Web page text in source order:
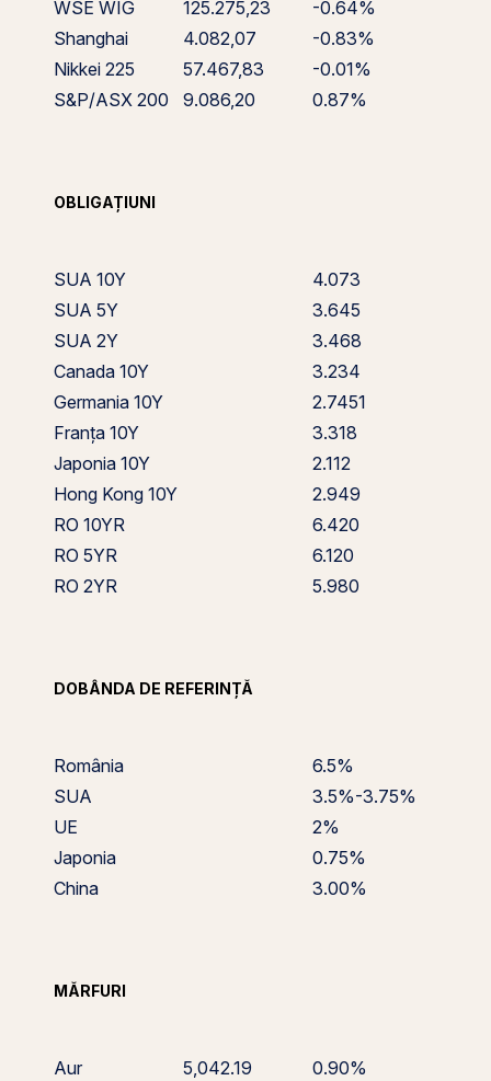
WSE WIG 125.275,23
-0.64%
Shanghai
4.082,07
-0.83%
Nikkei 225
57.467,83
-0.01%
S&P/ASX 200
9.086,20 0.87%
OBLIGAȚIUNI
SUA 10Y
4.073
SUA 5Y
3.645
SUA 2Y
3.468
Canada 10Y
3.234
Germania 10Y
2.7451
Franța 10Y
3.318
Japonia 10Y
2.112
Hong Kong 10Y
2.949
RO 10YR
6.420
RO 5YR
6.120
RO 2YR
5.980
DOBÂNDA DE REFERINȚĂ
România
6.5%
SUA
3.5%-3.75%
UE
2%
Japonia
0.75%
China
3.00%
MĂRFURI
Aur 5,042.19 0.90%